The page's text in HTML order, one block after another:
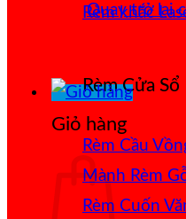
Quay trở lại
Giỏ hàng
Rèm khắc
Rèm Cửa Sổ
Rèm Cầu
Mành Rèm
Rèm Cuốn